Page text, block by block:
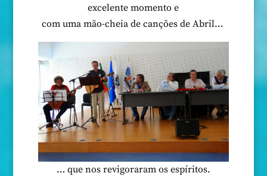
excelente momento e
com uma mão-cheia de canções de Abril…
… que nos revigoraram os espíritos.